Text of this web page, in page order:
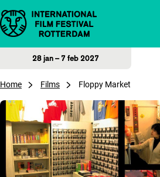
Direct naar inhoud
28 jan – 7 feb 2027
Home Films Floppy Market